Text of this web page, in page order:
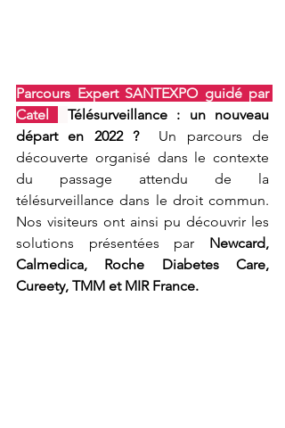
Parcours Expert SANTEXPO guidé par
Catel
Télésurveillance : un nouveau
départ en 2022 ?
  Un parcours de
découverte organisé dans le contexte
du passage attendu de la
télésurveillance dans le droit commun.
Nos visiteurs ont ainsi pu découvrir les
solutions présentées par Newcard,
Calmedica, Roche Diabetes Care,
Cureety, TMM et MIR France.